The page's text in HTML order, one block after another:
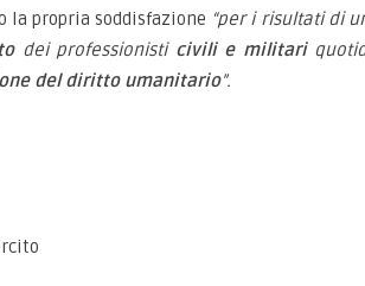
la propria soddisfazione “per i risultati di
dei professionisti civili e militari
del diritto umanitario”.